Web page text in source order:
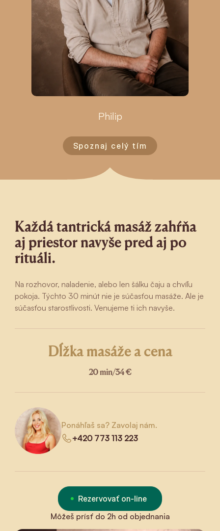
Philip
Spoznaj celý tím
Každá tantrická masáž zahŕňa
aj priestor navyše pred aj po
rituáli.
Na rozhovor, naladenie, alebo len šálku čaju a chvíľu
pokoja. Týchto 30 minút nie je súčasťou masáže. Ale je
súčasťou starostlivosti. Venujeme ti ich navyše.
Dĺžka masáže a cena
20 min/34 €
Ponáhľaš sa? Zavolaj nám.
+420 773 113 223
Rezervovať on-line
Môžeš prísť do 2h od objednania